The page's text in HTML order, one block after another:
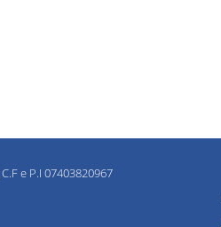
C.F e P.I 07403820967